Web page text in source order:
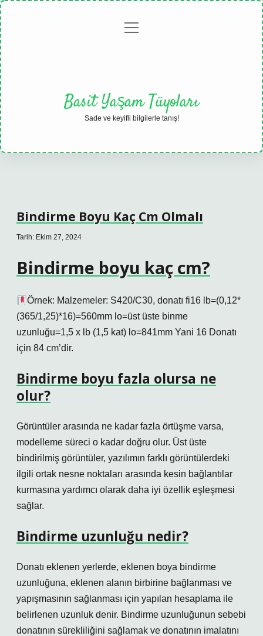
Gizlilikmenüyü
Basit Yaşam Tüyoları
Sade ve keyifli bilgilerle tanış!
Bindirme Boyu Kaç Cm Olmalı
Tarih: Ekim 27, 2024
Bindirme boyu kaç cm?
Örnek: Malzemeler: S420/C30, donatı fi16 lb=(0,12*
(365/1,25)*16)=560mm lo=üst üste binme
uzunluğu=1,5 x lb (1,5 kat) lo=841mm Yani 16 Donatı
için 84 cm’dir.
Bindirme boyu fazla olursa ne
olur?
Görüntüler arasında ne kadar fazla örtüşme varsa,
modelleme süreci o kadar doğru olur. Üst üste
bindirilmiş görüntüler, yazılımın farklı görüntülerdeki
ilgili ortak nesne noktaları arasında kesin bağlantılar
kurmasına yardımcı olarak daha iyi özellik eşleşmesi
sağlar.
Bindirme uzunluğu nedir?
Donatı eklenen yerlerde, eklenen boya bindirme
uzunluğuna, eklenen alanın birbirine bağlanması ve
yapışmasının sağlanması için yapılan hesaplama ile
belirlenen uzunluk denir. Bindirme uzunluğunun sebebi
donatının sürekliliğini sağlamak ve donatının imalatını